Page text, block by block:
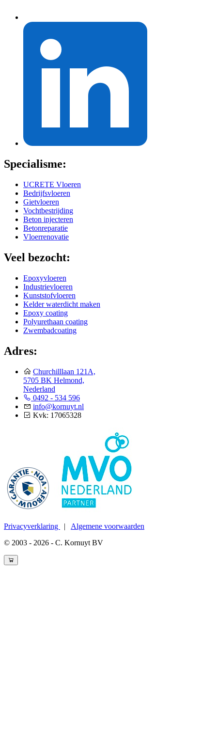
Specialisme:
UCRETE Vloeren
Bedrijfsvloeren
Gietvloeren
Vochtbestrijding
Beton injecteren
Betonreparatie
Vloerrenovatie
Veel bezocht:
Epoxyvloeren
Industrievloeren
Kunststofvloeren
Kelder waterdicht maken
Epoxy coating
Polyurethaan coating
Zwembadcoating
Adres:
Churchilllaan 121A,
5705 BK Helmond,
Nederland
0492 - 534 596
info@kornuyt.nl
Kvk: 17065328
Privacyverklaring | Algemene voorwaarden
© 2003 - 2026 - C. Kornuyt BV